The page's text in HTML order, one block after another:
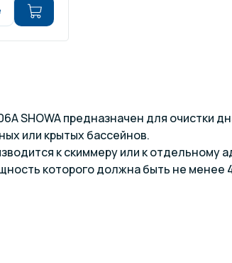
SHOWA предназначен для очистки
или крытых бассейнов.
к скиммеру или к отдельному
которого должна быть не менее